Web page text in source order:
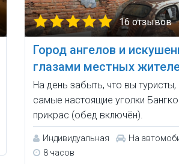
16 отзывов
Город ангелов и
глазами местных
На день забыть, что вы туристы,
самые настоящие уголки
прикрас (обед включён).
Индивидуальная
На
8 часов